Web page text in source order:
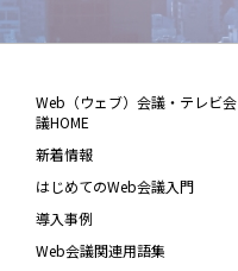
Web（ウェブ）会議・テレビ会
議HOME
新着情報
はじめてのWeb会議入門
導入事例
Web会議関連用語集